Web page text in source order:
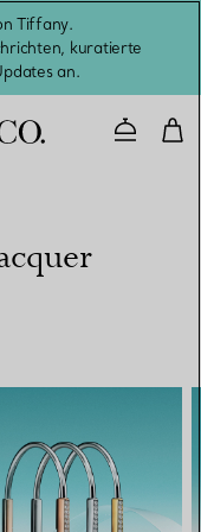
Tiffany.
kuratierte
an.